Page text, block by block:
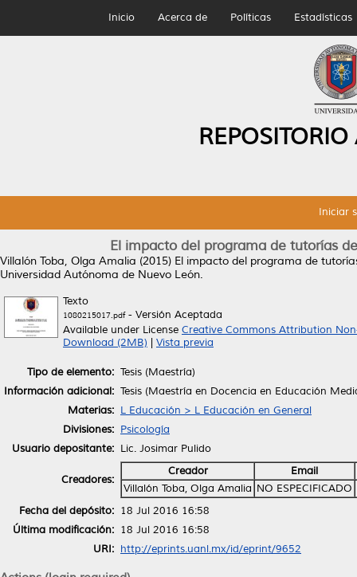
Inicio Acerca de Políticas Estadísticas
Iniciar
El impacto del programa de tutorías
Villalón Toba, Olga Amalia (2015) El impacto del programa de
Universidad Autónoma de Nuevo León.
Texto
1080215017.pdf- Versión Aceptada
Available under License Creative Commons Attribution
Download (2MB)
Vista previa
Tipo de elemento: Tesis (Maestría)
Información adicional: Tesis (Maestría en Docencia en Educación
Materias: L Educación > L Educación en General
Divisiones: Psicología
Usuario depositante: Lic. Josimar Pulido
Creadores:
Creador
Email
Villalón Toba, Olga Amalia NO ESPECIFICADO
Fecha del depósito: 18 Jul 2016 16:58
Última modificación: 18 Jul 2016 16:58
URI: http://eprints.uanl.mx/id/eprint/9652